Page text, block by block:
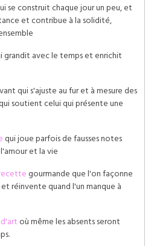
se construit chaque jour un peu, et
et contribue à la solidité,
grandit avec le temps et enrichit
qui s'ajuste au fur et à mesure des
soutient celui qui présente une
qui joue parfois de fausses notes
et la vie
gourmande que l'on façonne
réinvente quand l'un manque à
où même les absents seront